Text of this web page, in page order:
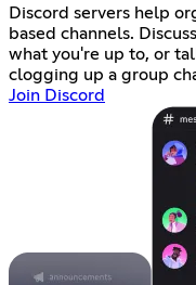
Discord servers help
based channels.
what you're up to, or
clogging up a group
Join Discord